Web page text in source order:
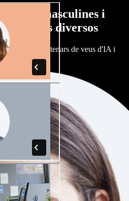
veus masculines i
accents diversos
Tria entre centenars de veus d'IA i